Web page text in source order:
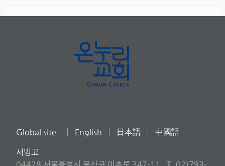
Global site English 日本語 中國語
서빙고